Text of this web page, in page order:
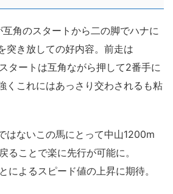
角のスタートから二の脚でハナに
突き放しての好内容。前走は
タートは互角ながら押して2番手に
くこれにはあっさり交わされるも粘
はないこの馬にとって中山1200m
ることで楽に先行が可能に。
によるスピード値の上昇に期待。